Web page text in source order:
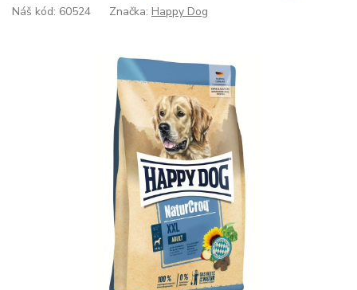
Náš kód: 60524 Značka: Happy Dog